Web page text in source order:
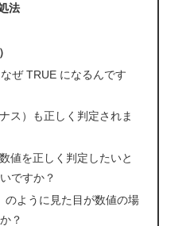
法
ぜ TRUE になるんです
ス）も正しく判定されま
値を正しく判定したいと
ですか？
のように見た目が数値の場
？